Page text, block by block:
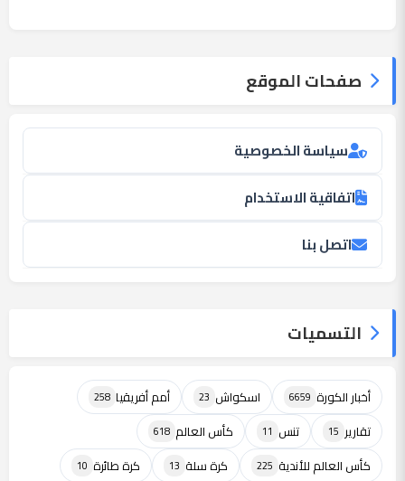
صفحات الموقع
سياسة الخصوصية
اتفاقية الاستخدام
اتصل بنا
التسميات
أخبار الكورة 6659 اسكواش 23 أمم أفريقيا 258
تقارير 15 تنس 11 كأس العالم 618
كأس العالم للأندية 225 كرة سلة 13 كرة طائرة 10